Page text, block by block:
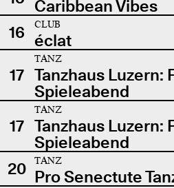
Caribbean Vibes
16
CLUB
éclat
17
TANZ
Tanzhaus Luzern:
Spieleabend
17
TANZ
Tanzhaus Luzern:
Spieleabend
20
TANZ
Pro Senectute